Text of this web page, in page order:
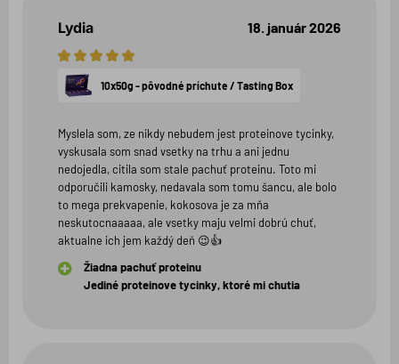
Lydia
5
hviezdičiek
10x50g - pôvodné príchute / Tasting Box
18. január 2026
Myslela som, ze nikdy nebudem jest proteinove tycinky,
vyskusala som snad vsetky na trhu a ani jednu
nedojedla, citila som stale pachuť proteinu. Toto mi
odporučili kamosky, nedavala som tomu šancu, ale bolo
to mega prekvapenie, kokosova je za mňa
neskutocnaaaaa, ale vsetky maju velmi dobrú chuť,
aktualne ich jem každý deň 😉👍
Žiadna pachuť proteinu
Jediné proteinove tycinky, ktoré mi chutia